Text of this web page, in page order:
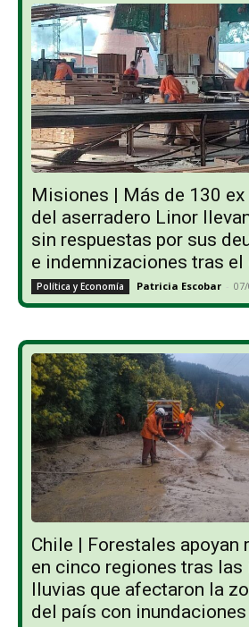
Misiones | Más de 130
del aserradero Linor
sin respuestas por sus
e indemnizaciones tras el
Política y Economía Patricia Escobar -
Chile | Forestales apoyan
en cinco regiones tras las
lluvias que afectaron la
del país con inundaciones